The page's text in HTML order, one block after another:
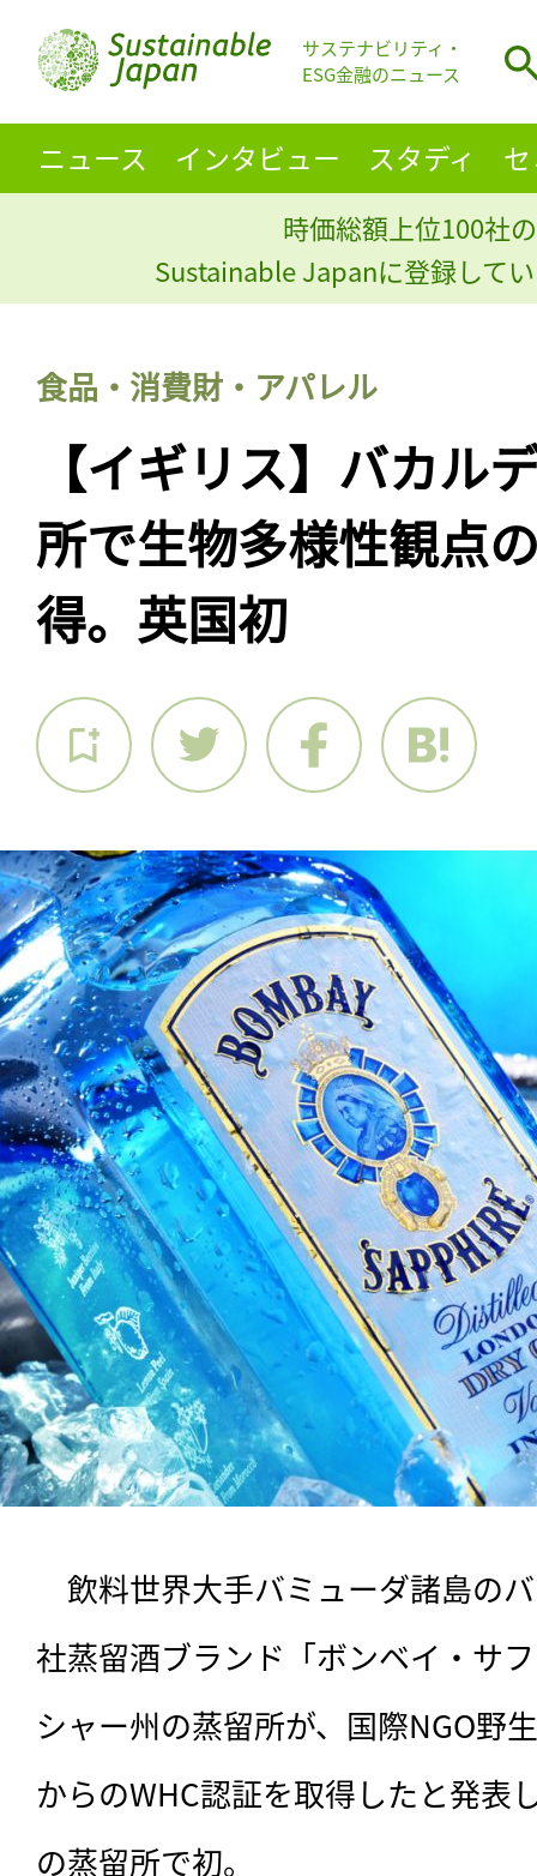
サステナビリティ・
ESG金融のニュース
ニュース インタビュー スタディ
時価総額上位100社
Sustainable Japanに登録して
食品・消費財・アパレル
【イギリス】バカル
所で生物多様性観点
得。英国初
飲料世界大手バミューダ諸島の
社蒸留酒ブランド「ボンベイ・サ
シャー州の蒸留所が、国際NGO野
からのWHC認証を取得したと発表
の蒸留所で初。